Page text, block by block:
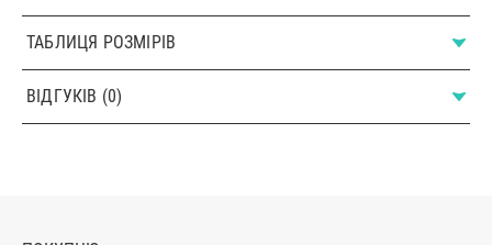
ТАБЛИЦЯ РОЗМІРІВ
ВІДГУКІВ (0)